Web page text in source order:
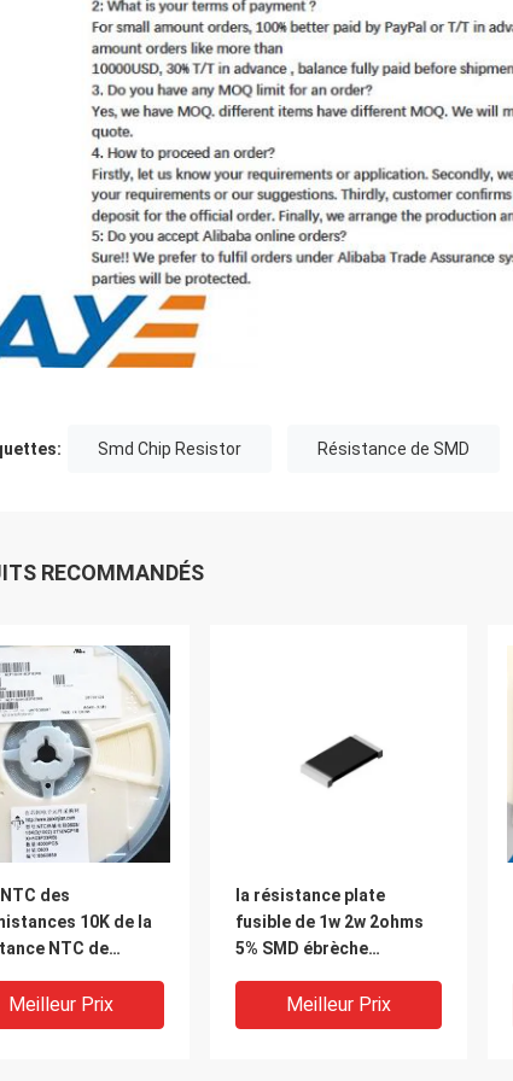
Smd Chip Resistor Résistance de SMD
RECOMMANDÉS
des
10K de la
NTC de
Meilleur Prix
la résistance plate
fusible de 1w 2w 2ohms
5% SMD ébrèche
Current Sense Resistors
Meilleur Prix